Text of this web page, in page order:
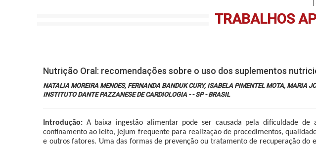
TRABALHOS
Nutrição Oral: recomendações sobre o uso dos suplementos
NATALIA MOREIRA MENDES, FERNANDA BANDUK CURY, ISABELA PIMENTEL MOTA, MARIA
INSTITUTO DANTE PAZZANESE DE CARDIOLOGIA - - SP - BRASIL
Introdução: A baixa ingestão alimentar pode ser causada pela dificuldade
confinamento ao leito, jejum frequente para realização de procedimentos,
e outros fatores. Uma das formas de prevenção ou tratamento de recuperação